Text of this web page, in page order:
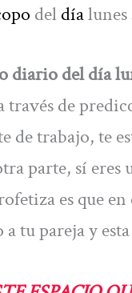
deldíalunes
diario del día
de
de trabajo, te
parte, sí
es que
tu pareja y esta